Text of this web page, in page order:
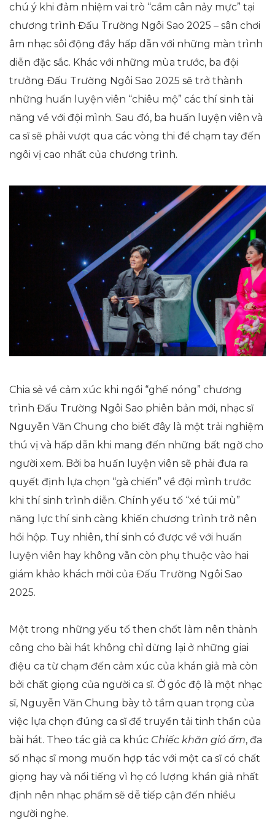
chú ý khi đảm nhiệm vai trò “cầm cân nảy mực” tại
chương trình Đấu Trường Ngôi Sao 2025 – sân chơi
âm nhạc sôi động đầy hấp dẫn với những màn trình
diễn đặc sắc. Khác với những mùa trước, ba đội
trưởng Đấu Trường Ngôi Sao 2025 sẽ trở thành
những huấn luyện viên “chiêu mộ” các thí sinh tài
năng về với đội mình. Sau đó, ba huấn luyện viên và
ca sĩ sẽ phải vượt qua các vòng thi để chạm tay đến
ngôi vị cao nhất của chương trình.
Chia sẻ về cảm xúc khi ngồi “ghế nóng” chương
trình Đấu Trường Ngôi Sao phiên bản mới, nhạc sĩ
Nguyễn Văn Chung cho biết đây là một trải nghiệm
thú vị và hấp dẫn khi mang đến những bất ngờ cho
người xem. Bởi ba huấn luyện viên sẽ phải đưa ra
quyết định lựa chọn “gà chiến” về đội mình trước
khi thí sinh trình diễn. Chính yếu tố “xé túi mù”
năng lực thí sinh càng khiến chương trình trở nên
hồi hộp. Tuy nhiên, thí sinh có được về với huấn
luyện viên hay không vẫn còn phụ thuộc vào hai
giám khảo khách mời của Đấu Trường Ngôi Sao
2025.
Một trong những yếu tố then chốt làm nên thành
công cho bài hát không chỉ dừng lại ở những giai
điệu ca từ chạm đến cảm xúc của khán giả mà còn
bởi chất giọng của người ca sĩ. Ở góc độ là một nhạc
sĩ, Nguyễn Văn Chung bày tỏ tầm quan trọng của
việc lựa chọn đúng ca sĩ để truyền tải tinh thần của
bài hát. Theo tác giả ca khúc Chiếc khăn gió ấm, đa
số nhạc sĩ mong muốn hợp tác với một ca sĩ có chất
giọng hay và nổi tiếng vì họ có lượng khán giả nhất
định nên nhạc phẩm sẽ dễ tiếp cận đến nhiều
người nghe.